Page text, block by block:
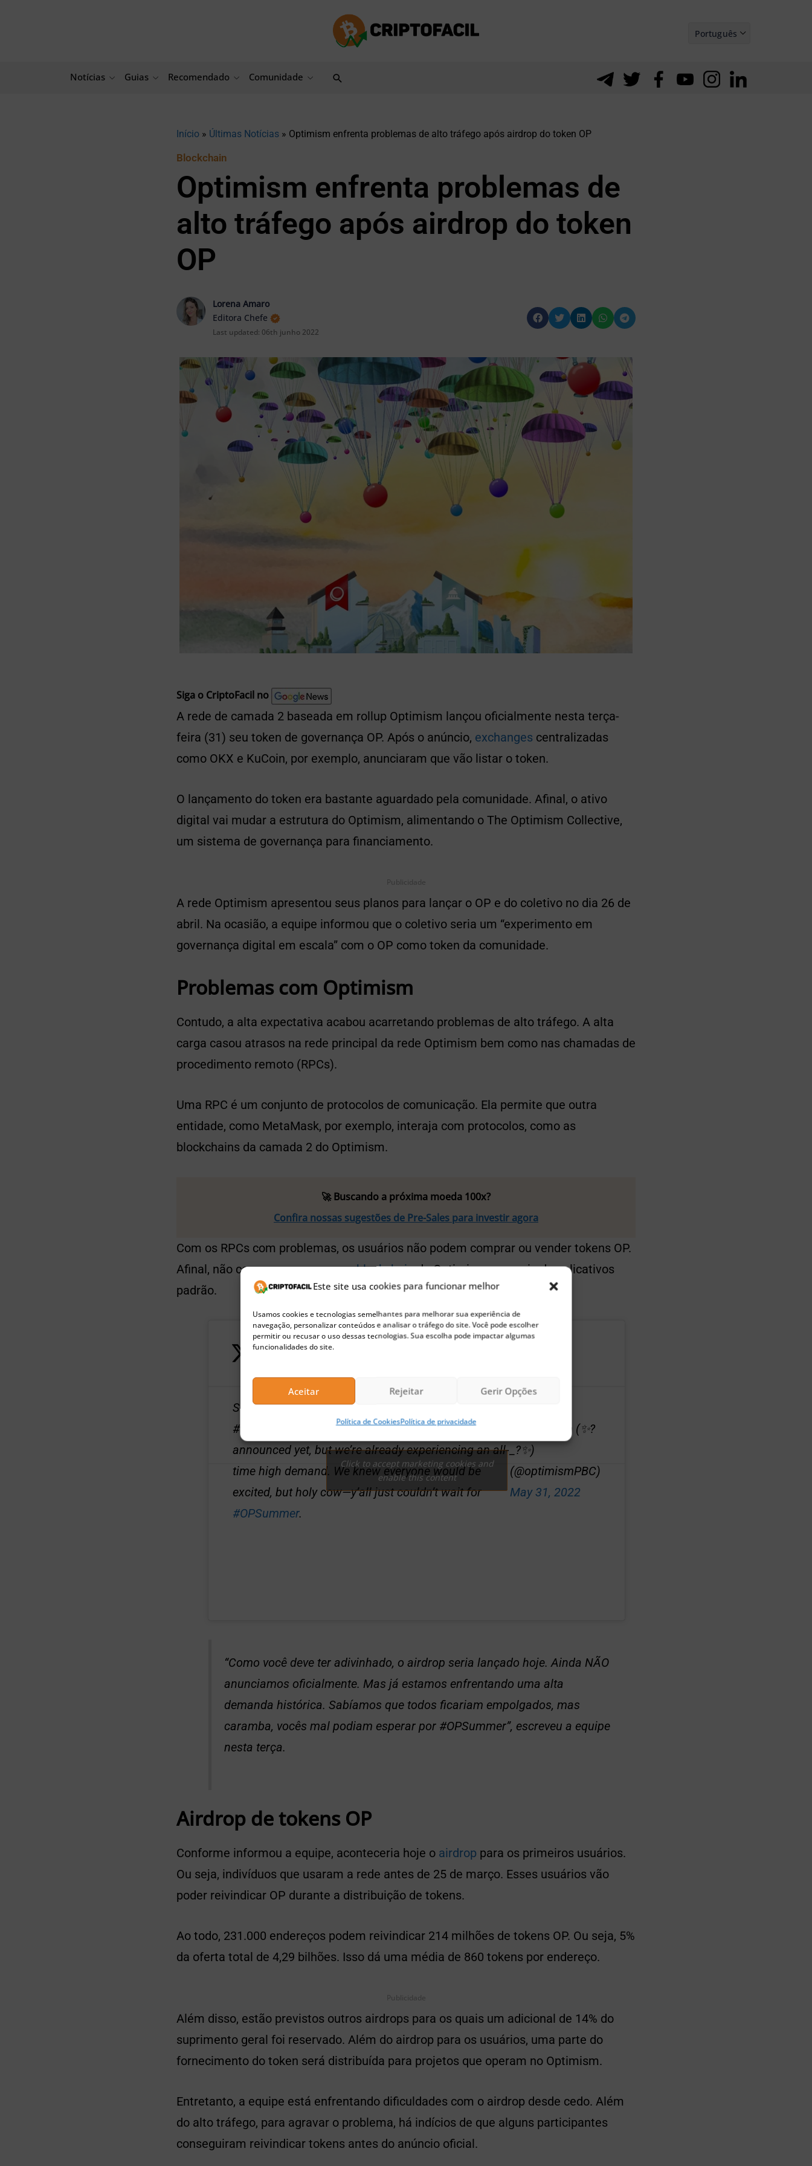
Este site usa cookies para funcionar melhor
Usamos cookies e tecnologias semelhantes para melhorar sua experiência de
navegação, personalizar conteúdos e analisar o tráfego do site. Você pode escolher
permitir ou recusar o uso dessas tecnologias. Sua escolha pode impactar algumas
funcionalidades do site.
Aceitar Rejeitar Gerir Opções
Política de CookiesPolítica de privacidade
Português
Notícias Guias Recomendado Comunidade Pesquisar
Início » Últimas Notícias » Optimism enfrenta problemas de alto tráfego após airdrop do token OP
Blockchain
Optimism enfrenta problemas de
alto tráfego após airdrop do token
OP
Lorena Amaro
Editora Chefe
Last updated: 06th junho 2022
Siga o CriptoFacil no
A rede de camada 2 baseada em rollup Optimism lançou oficialmente nesta terça-
feira (31) seu token de governança OP. Após o anúncio, exchanges centralizadas
como OKX e KuCoin, por exemplo, anunciaram que vão listar o token.
O lançamento do token era bastante aguardado pela comunidade. Afinal, o ativo
digital vai mudar a estrutura do Optimism, alimentando o The Optimism Collective,
um sistema de governança para financiamento.
Publicidade
A rede Optimism apresentou seus planos para lançar o OP e do coletivo no dia 26 de
abril. Na ocasião, a equipe informou que o coletivo seria um “experimento em
governança digital em escala” com o OP como token da comunidade.
Problemas com Optimism
Contudo, a alta expectativa acabou acarretando problemas de alto tráfego. A alta
carga casou atrasos na rede principal da rede Optimism bem como nas chamadas de
procedimento remoto (RPCs).
Uma RPC é um conjunto de protocolos de comunicação. Ela permite que outra
entidade, como MetaMask, por exemplo, interaja com protocolos, como as
blockchains da camada 2 do Optimism.
🚀 Buscando a próxima moeda 100x?
Confira nossas sugestões de Pre-Sales para investir agora
Com os RPCs com problemas, os usuários não podem comprar ou vender tokens OP.
Afinal, não conseguem acessar ablockchaindo Optimism por meio de aplicativos
padrão.
Sup sleuths—as you might have guessed, OP Drop
#1 launches today. We have NOT officially
announced yet, but we’re already experiencing an all-
time high demand. We knew everyone would be
excited, but holy cow—y’all just couldn’t wait for
#OPSummer.
— Optimism (✨?
_?✨)
(@optimismPBC)
May 31, 2022
Click to accept marketing cookies and
enable this content
“Como você deve ter adivinhado, o airdrop seria lançado hoje. Ainda NÃO
anunciamos oficialmente. Mas já estamos enfrentando uma alta
demanda histórica. Sabíamos que todos ficariam empolgados, mas
caramba, vocês mal podiam esperar por #OPSummer”, escreveu a equipe
nesta terça.
Airdrop de tokens OP
Conforme informou a equipe, aconteceria hoje o airdrop para os primeiros usuários.
Ou seja, indivíduos que usaram a rede antes de 25 de março. Esses usuários vão
poder reivindicar OP durante a distribuição de tokens.
Ao todo, 231.000 endereços podem reivindicar 214 milhões de tokens OP. Ou seja, 5%
da oferta total de 4,29 bilhões. Isso dá uma média de 860 tokens por endereço.
Publicidade
Além disso, estão previstos outros airdrops para os quais um adicional de 14% do
suprimento geral foi reservado. Além do airdrop para os usuários, uma parte do
fornecimento do token será distribuída para projetos que operam no Optimism.
Entretanto, a equipe está enfrentando dificuldades com o airdrop desde cedo. Além
do alto tráfego, para agravar o problema, há indícios de que alguns participantes
conseguiram reivindicar tokens antes do anúncio oficial.